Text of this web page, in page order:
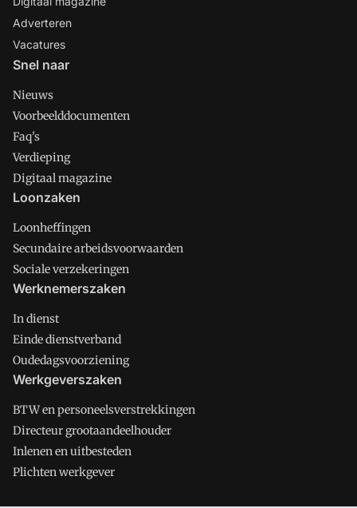
Adverteren
Vacatures
Snel naar
Nieuws
Voorbeelddocumenten
Faq's
Verdieping
Digitaal magazine
Loonzaken
Loonheffingen
Secundaire arbeidsvoorwaarden
Sociale verzekeringen
Werknemerszaken
In dienst
Einde dienstverband
Oudedagsvoorziening
Werkgeverszaken
BTW en personeelsverstrekkingen
Directeur grootaandeelhouder
Inlenen en uitbesteden
Plichten werkgever